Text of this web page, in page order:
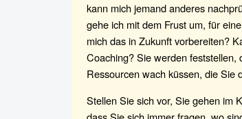
kann mich jemand anderes
gehe ich mit dem Frust um, für
mich das in Zukunft vorbereiten?
Coaching? Sie werden
Ressourcen wach küssen, die Sie
Stellen Sie sich vor, Sie gehen im